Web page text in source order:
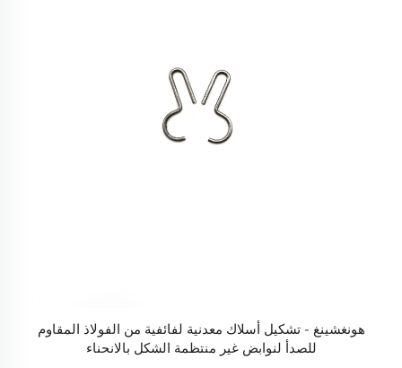
هونغشينغ - تشكيل أسلاك معدنية لفائفية من الفولاذ المقاوم
للصدأ لنوابض غير منتظمة الشكل بالانحناء